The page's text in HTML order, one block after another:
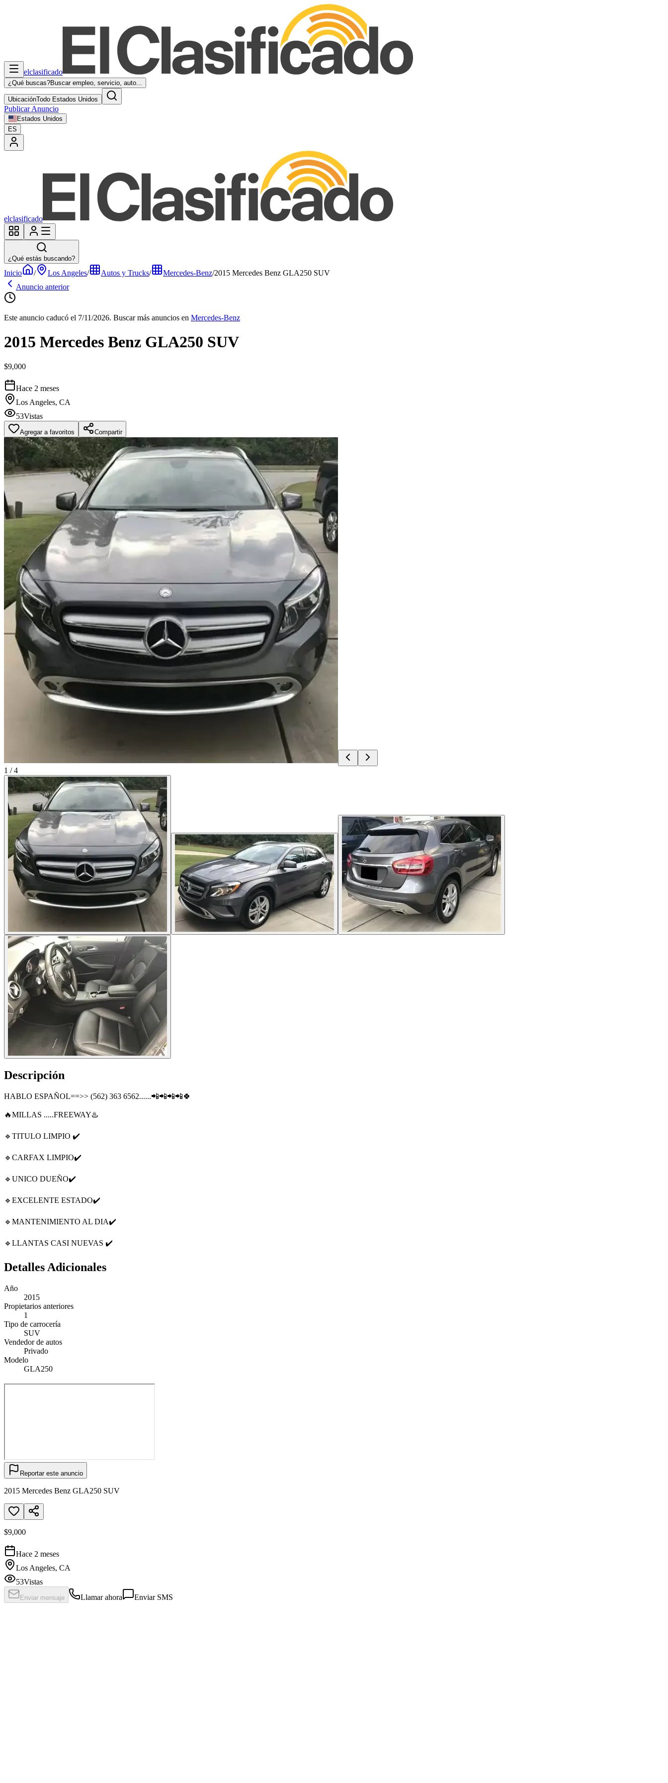
elclasificado
¿Qué buscas?Buscar empleo, servicio, auto...
UbicaciónTodo Estados Unidos
Publicar Anuncio
Estados Unidos
ES
elclasificado
¿Qué estás buscando?
Inicio / Los Angeles/ Autos y Trucks/ Mercedes-Benz/2015 Mercedes Benz GLA250 SUV
Anuncio anterior
Este anuncio caducó el 7/11/2026. Buscar más anuncios en Mercedes-Benz
2015 Mercedes Benz GLA250 SUV
$9,000
Hace 2 meses
Los Angeles, CA
53Vistas
Agregar a favoritos Compartir
1 /4
Descripción
HABLO ESPAÑOL==>> (562) 363 6562......📲📲📲📲🍀
🔥MILLAS .....FREEWAY♨️
🔹TITULO LIMPIO ✔️
🔹CARFAX LIMPIO✔️
🔹UNICO DUEÑO✔️
🔹EXCELENTE ESTADO✔️
🔹MANTENIMIENTO AL DIA✔️
🔹LLANTAS CASI NUEVAS ✔️
Detalles Adicionales
Año
2015
Propietarios anteriores
1
Tipo de carrocería
SUV
Vendedor de autos
Privado
Modelo
GLA250
Reportar este anuncio
2015 Mercedes Benz GLA250 SUV
$9,000
Hace 2 meses
Los Angeles, CA
53Vistas
Enviar mensaje Llamar ahora Enviar SMS